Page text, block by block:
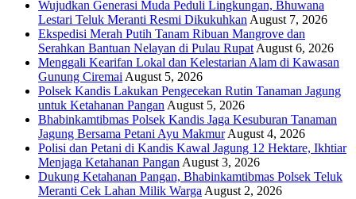
Wujudkan Generasi Muda Peduli Lingkungan, Bhuwana
Lestari Teluk Meranti Resmi Dikukuhkan August 7, 2026
Ekspedisi Merah Putih Tanam Ribuan Mangrove dan
Serahkan Bantuan Nelayan di Pulau Rupat August 6, 2026
Menggali Kearifan Lokal dan Kelestarian Alam di Kawasan
Gunung Ciremai August 5, 2026
Polsek Kandis Lakukan Pengecekan Rutin Tanaman Jagung
untuk Ketahanan Pangan August 5, 2026
Bhabinkamtibmas Polsek Kandis Jaga Kesuburan Tanaman
Jagung Bersama Petani Ayu Makmur August 4, 2026
Polisi dan Petani di Kandis Kawal Jagung 12 Hektare, Ikhtiar
Menjaga Ketahanan Pangan August 3, 2026
Dukung Ketahanan Pangan, Bhabinkamtibmas Polsek Teluk
Meranti Cek Lahan Milik Warga August 2, 2026